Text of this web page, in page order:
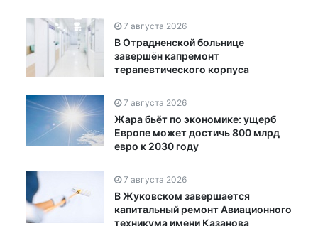
7 августа 2026
В Отрадненской больнице
завершён капремонт
терапевтического корпуса
7 августа 2026
Жара бьёт по экономике: ущерб
Европе может достичь 800 млрд
евро к 2030 году
7 августа 2026
В Жуковском завершается
капитальный ремонт Авиационного
техникума имени Казанова